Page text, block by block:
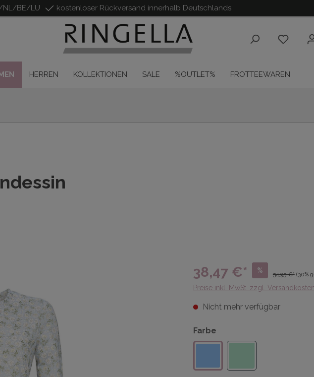
NL/BE/LU kostenloser Rückversand innerhalb Deutschlands
HERREN KOLLEKTIONEN SALE %OUTLET% FROTTEEWAREN
38,47 €* %
54,95 €* (30%
Preise inkl. MwSt. zzgl. Versandkosten
Nicht mehr verfügbar
Farbe